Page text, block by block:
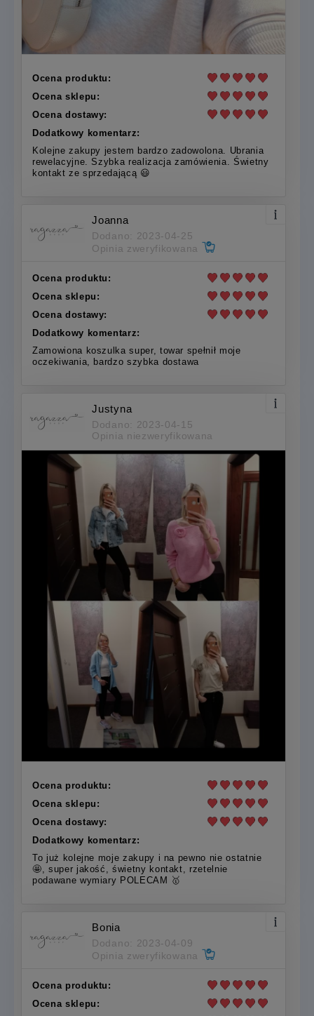
Ocena produktu:
Ocena sklepu:
Ocena dostawy:
Dodatkowy komentarz:
Kolejne zakupy jestem bardzo zadowolona. Ubrania
rewelacyjne. Szybka realizacja zamówienia. Świetny
kontakt ze sprzedającą 😃
Joanna
Dodano: 2023-04-25
Opinia zweryfikowana
Ocena produktu:
Ocena sklepu:
Ocena dostawy:
Dodatkowy komentarz:
Zamowiona koszulka super, towar spełnił moje
oczekiwania, bardzo szybka dostawa
Justyna
Dodano: 2023-04-15
Opinia niezweryfikowana
Ocena produktu:
Ocena sklepu:
Ocena dostawy:
Dodatkowy komentarz:
To już kolejne moje zakupy i na pewno nie ostatnie
🤩, super jakość, świetny kontakt, rzetelnie
podawane wymiary POLECAM 🥇
Bonia
Dodano: 2023-04-09
Opinia zweryfikowana
Ocena produktu:
Ocena sklepu: